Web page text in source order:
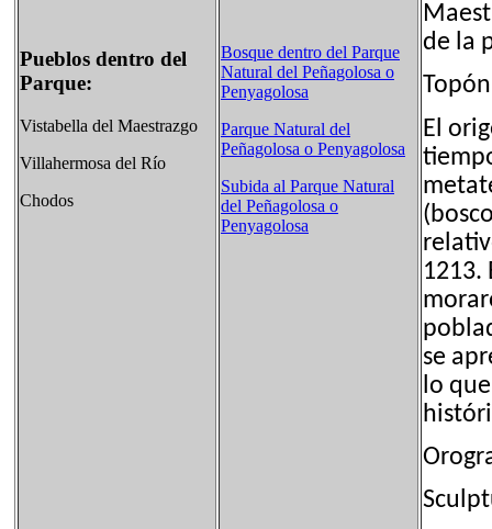
Pueblos dentro del
Parque:
Vistabella del Maestrazgo
Villahermosa del Río
Chodos
Bosque dentro del Parque
Natural del Peñagolosa o
Penyagolosa
Parque Natural del
Peñagolosa o Penyagolosa
Subida al Parque Natural
del Peñagolosa o
Penyagolosa
de la
El
1213.
se
lo